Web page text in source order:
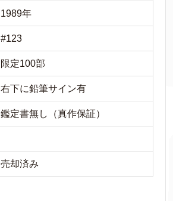
1989年
#123
限定100部
右下に鉛筆サイン有
鑑定書無し（真作保証）
売却済み